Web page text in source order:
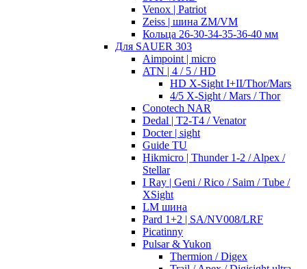
Venox | Patriot
Zeiss | шина ZM/VM
Кольца 26-30-34-35-36-40 мм
Для SAUER 303
Aimpoint | micro
ATN | 4 / 5 / HD
HD X-Sight I+II/Thor/Mars
4/5 X-Sight / Mars / Thor
Conotech NAR
Dedal | T2-T4 / Venator
Docter | sight
Guide TU
Hikmicro | Thunder 1-2 / Alpex /
Stellar
I Ray | Geni / Rico / Saim / Tube /
XSight
LM шина
Pard 1+2 | SA/NV008/LRF
Picatinny
Pulsar & Yukon
Thermion / Digex